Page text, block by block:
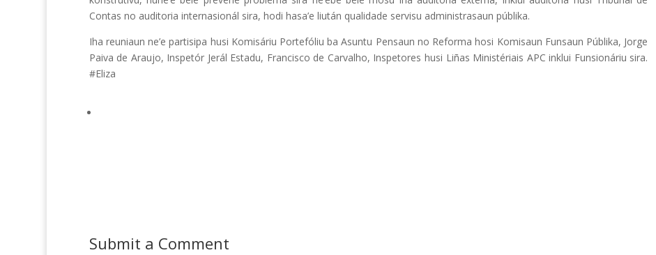
Contas no auditoria internasionál sira, hodi hasa’e liután qualidade servisu administrasaun públika.
Iha reuniaun ne’e partisipa husi Komisáriu Portefóliu ba Asuntu Pensaun no Reforma hosi Komisaun Funsaun Públika, Jorge
Paiva de Araujo, Inspetór Jerál Estadu, Francisco de Carvalho, Inspetores husi Liñas Ministériais APC inklui Funsionáriu sira.
#Eliza
Submit a Comment